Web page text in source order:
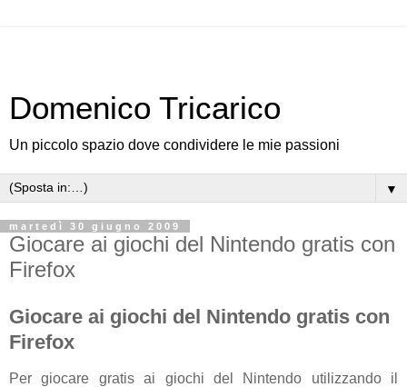
Domenico Tricarico
Un piccolo spazio dove condividere le mie passioni
▼
martedì 30 giugno 2009
Giocare ai giochi del Nintendo gratis con
Firefox
Giocare ai giochi del Nintendo gratis con
Firefox
Per giocare gratis ai giochi del Nintendo utilizzando il